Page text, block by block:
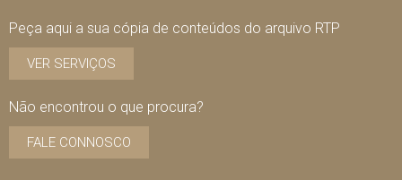
Peça aqui a sua cópia de conteúdos do arquivo RTP
VER SERVIÇOS
Não encontrou o que procura?
FALE CONNOSCO